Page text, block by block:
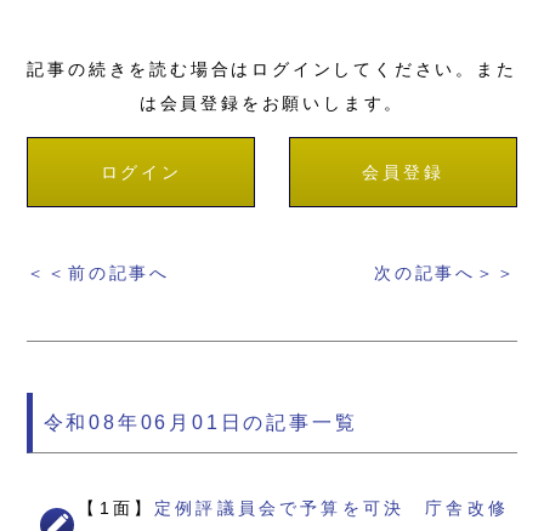
記事の続きを読む場合はログインしてください。また
は会員登録をお願いします。
ログイン 会員登録
＜＜前の記事へ 次の記事へ＞＞
令和08年06月01日の記事一覧
【1面】 定例評議員会で予算を可決 庁舎改修